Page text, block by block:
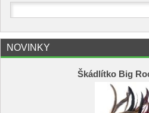
NOVINKY
Škádlítko Big